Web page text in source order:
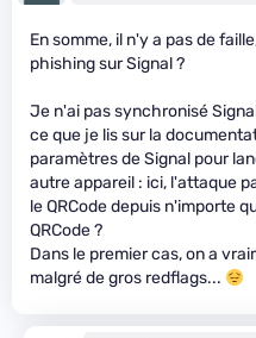
En somme, il n'y a pas de
phishing sur Signal ?
Je n'ai pas synchronisé
ce que je lis sur la
paramètres de Signal pour
autre appareil : ici, l'attaque
le QRCode depuis n'importe
QRCode ?
Dans le premier cas, on a
malgré de gros redflags...